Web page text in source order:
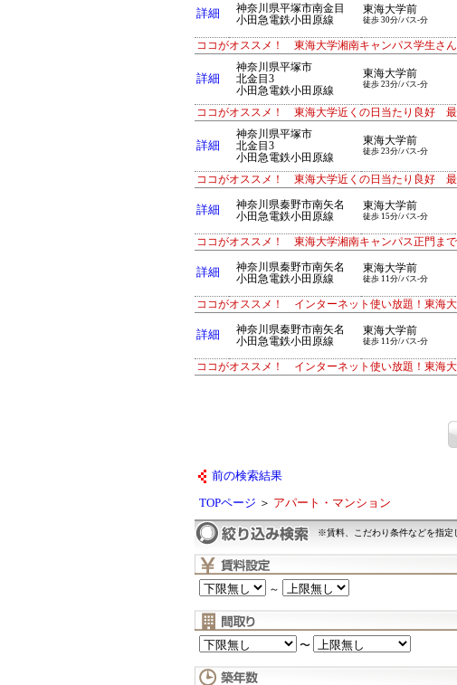
詳細
神奈川県平塚市南金目
小田急電鉄小田原線
東海大学前
徒歩 30分/バス-分
ココがオススメ！ 東海大学湘南キャンパス学生さ
詳細
神奈川県平塚市
北金目3
小田急電鉄小田原線
東海大学前
徒歩 23分/バス-分
ココがオススメ！ 東海大学近くの日当たり良好
詳細
神奈川県平塚市
北金目3
小田急電鉄小田原線
東海大学前
徒歩 23分/バス-分
ココがオススメ！ 東海大学近くの日当たり良好
詳細
神奈川県秦野市南矢名
小田急電鉄小田原線
東海大学前
徒歩 15分/バス-分
ココがオススメ！ 東海大学湘南キャンパス正門ま
詳細
神奈川県秦野市南矢名
小田急電鉄小田原線
東海大学前
徒歩 11分/バス-分
ココがオススメ！ インターネット使い放題！東海
詳細
神奈川県秦野市南矢名
小田急電鉄小田原線
東海大学前
徒歩 11分/バス-分
ココがオススメ！ インターネット使い放題！東海
前の検索結果
TOPページ ＞ アパート・マンション
※賃料、こだわり条件などを指定
～
〜